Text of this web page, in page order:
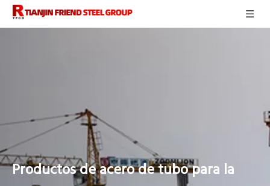
Productos de acero de tubo para la